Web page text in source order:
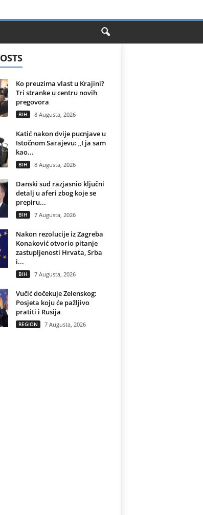
Ko preuzima vlast u Krajini?
Tri stranke u centru novih
pregovora
BIH 8 Augusta, 2026
Katić nakon dvije pucnjave u
Istočnom Sarajevu: „I ja sam
kao...
BIH 8 Augusta, 2026
Danski sud razjasnio ključni
detalj u aferi zbog koje se
prepiru...
BIH 7 Augusta, 2026
Nakon rezolucije iz Zagreba
Konaković otvorio pitanje
zastupljenosti Hrvata, Srba
i...
BIH 7 Augusta, 2026
Vučić dočekuje Zelenskog:
Posjeta koju će pažljivo
pratiti i Rusija
REGION 7 Augusta, 2026